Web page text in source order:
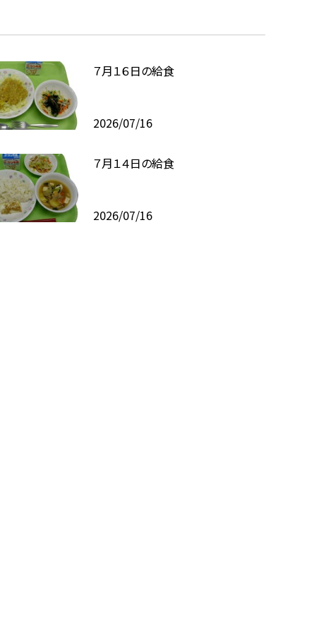
７月１６日の給食
2026/07/16
７月１４日の給食
2026/07/16